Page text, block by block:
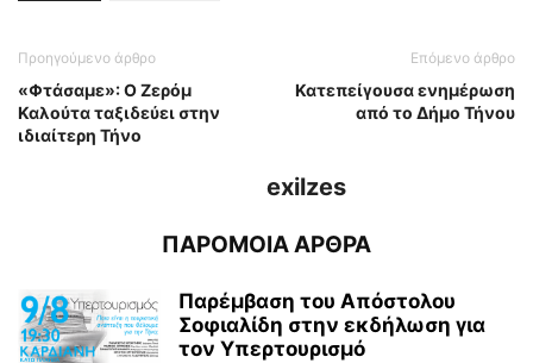
Προηγούμενο άρθρο
«Φτάσαμε»: Ο Ζερόμ
Καλούτα ταξιδεύει στην
ιδιαίτερη Τήνο
Επόμενο άρθρο
Κατεπείγουσα ενημέρωση
από το Δήμο Τήνου
exilzes
ΠΑΡΟΜΟΙΑ ΑΡΘΡΑ
Παρέμβαση του Απόστολου
Σοφιαλίδη στην εκδήλωση για
τον Υπερτουρισμό